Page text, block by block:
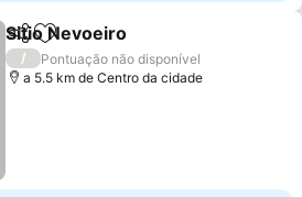
PartilharAdicionar aos favoritos
Sitio Nevoeiro
/
Pontuação não disponível
a 5.5 km de Centro da cidade